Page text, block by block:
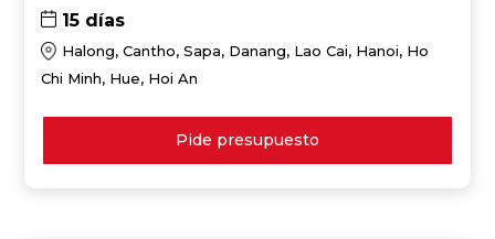
15 días
Halong, Cantho, Sapa, Danang, Lao Cai, Hanoi, Ho
Chi Minh, Hue, Hoi An
Pide presupuesto